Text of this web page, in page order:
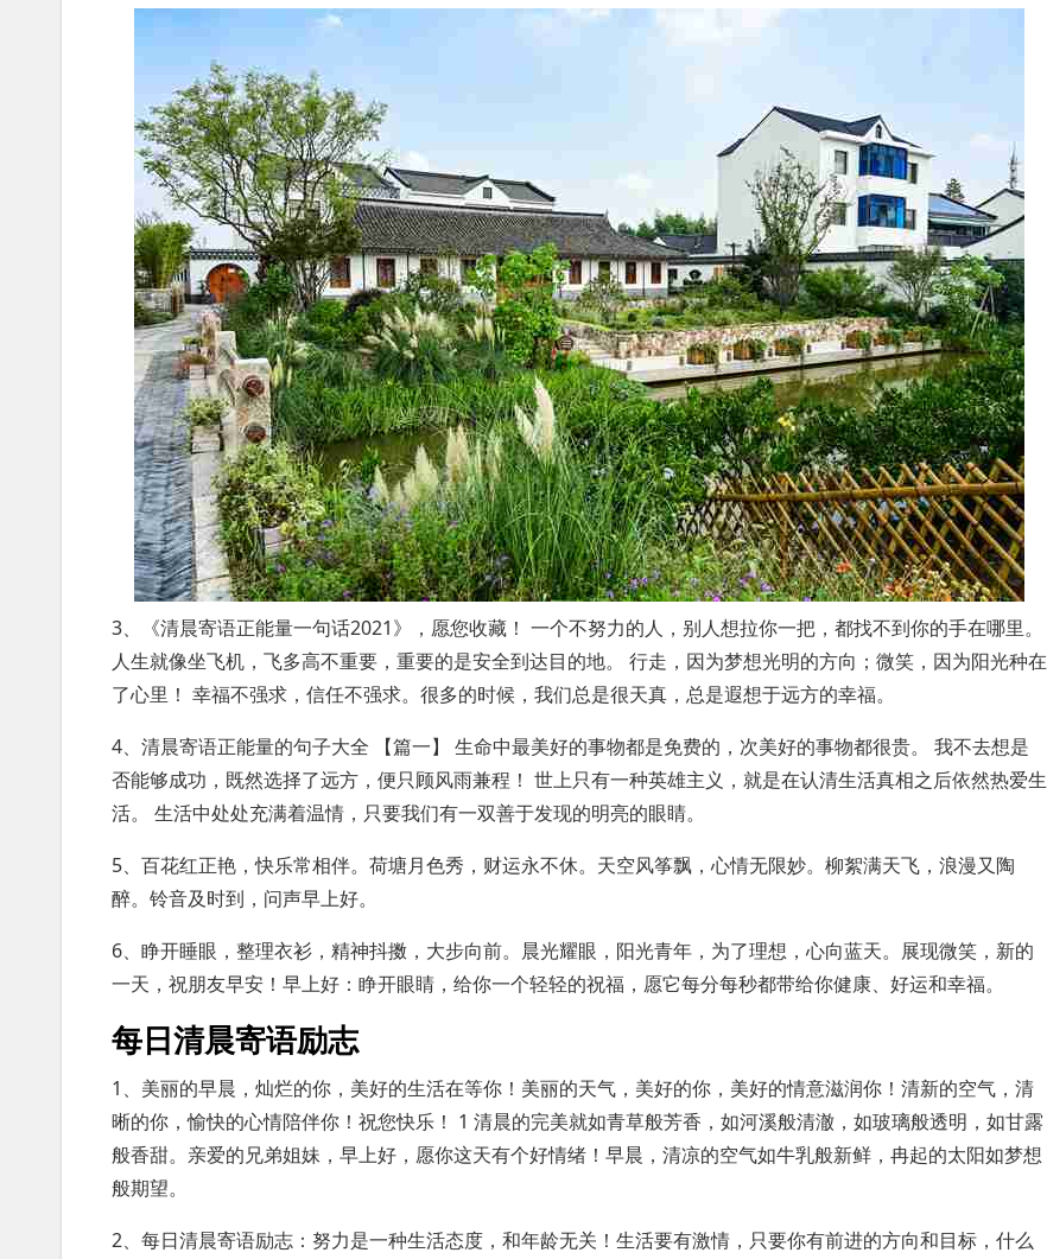
3、《清晨寄语正能量一句话2021》，愿您收藏！ 一个不努力的人，别人想拉你一把，都找不到你的手在哪里。
人生就像坐飞机，飞多高不重要，重要的是安全到达目的地。 行走，因为梦想光明的方向；微笑，因为阳光种在
了心里！ 幸福不强求，信任不强求。很多的时候，我们总是很天真，总是遐想于远方的幸福。
4、清晨寄语正能量的句子大全 【篇一】 生命中最美好的事物都是免费的，次美好的事物都很贵。 我不去想是
否能够成功，既然选择了远方，便只顾风雨兼程！ 世上只有一种英雄主义，就是在认清生活真相之后依然热爱生
活。 生活中处处充满着温情，只要我们有一双善于发现的明亮的眼睛。
5、百花红正艳，快乐常相伴。荷塘月色秀，财运永不休。天空风筝飘，心情无限妙。柳絮满天飞，浪漫又陶
醉。铃音及时到，问声早上好。
6、睁开睡眼，整理衣衫，精神抖擞，大步向前。晨光耀眼，阳光青年，为了理想，心向蓝天。展现微笑，新的
一天，祝朋友早安！早上好：睁开眼睛，给你一个轻轻的祝福，愿它每分每秒都带给你健康、好运和幸福。
每日清晨寄语励志
1、美丽的早晨，灿烂的你，美好的生活在等你！美丽的天气，美好的你，美好的情意滋润你！清新的空气，清
晰的你，愉快的心情陪伴你！祝您快乐！ 1 清晨的完美就如青草般芳香，如河溪般清澈，如玻璃般透明，如甘露
般香甜。亲爱的兄弟姐妹，早上好，愿你这天有个好情绪！早晨，清凉的空气如牛乳般新鲜，冉起的太阳如梦想
般期望。
2、每日清晨寄语励志：努力是一种生活态度，和年龄无关！生活要有激情，只要你有前进的方向和目标，什么